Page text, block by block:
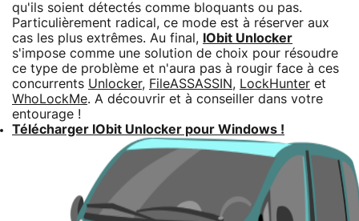
qu'ils soient détectés comme bloquants ou pas.
Particulièrement radical, ce mode est à réserver aux
cas les plus extrêmes. Au final, IObit Unlocker
s'impose comme une solution de choix pour résoudre
ce type de problème et n'aura pas à rougir face à ces
concurrents Unlocker, FileASSASSIN, LockHunter et
WhoLockMe. A découvrir et à conseiller dans votre
entourage !
Télécharger IObit Unlocker pour Windows !